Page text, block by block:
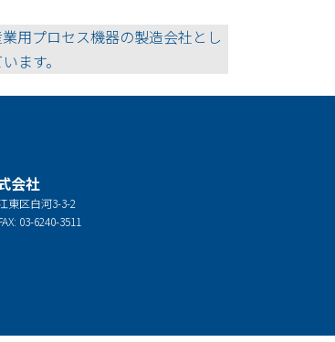
用プロセス機器の製造会社とし
ます。
会社
東区白河3-3-2
03-6240-3511